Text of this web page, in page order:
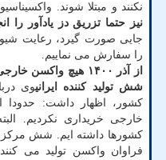
نکنند و مبتلا شوند.
نیز حتما تزریق دز یادآور را
جایی صورت گیرد، رعایت
را سفارش می نماییم.
از آذر ۱۴۰۰ هیچ واکسن خارجی نخریدیم
شش تولید کننده ایرانیوی
خارجی خریداری نکردیم.
کشورها داشته ایم. شش مرکز
فراوان واکسن تولید می